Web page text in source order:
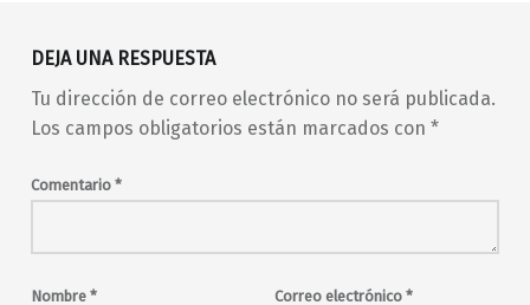
DEJA UNA RESPUESTA
Tu dirección de correo electrónico no será publicada.
Los campos obligatorios están marcados con *
Comentario *
Nombre * Correo electrónico *